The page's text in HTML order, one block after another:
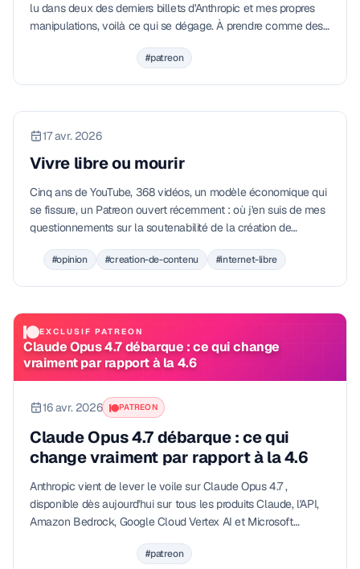
lu dans deux des derniers billets d'Anthropic et mes propres
manipulations, voilà ce qui se dégage. À prendre comme des
#patreon
17 avr. 2026
Vivre libre ou mourir
Cinq ans de YouTube, 368 vidéos, un modèle économique qui
se fissure, un Patreon ouvert récemment : où j'en suis de mes
questionnements sur la soutenabilité de la création de
#opinion #creation-de-contenu #internet-libre
EXCLUSIF PATREON
Claude Opus 4.7 débarque : ce qui change
vraiment par rapport à la 4.6
16 avr. 2026 PATREON
Claude Opus 4.7 débarque : ce qui
change vraiment par rapport à la 4.6
Anthropic vient de lever le voile sur Claude Opus 4.7 ,
disponible dès aujourd'hui sur tous les produits Claude, l'API,
Amazon Bedrock, Google Cloud Vertex AI et Microsoft
#patreon